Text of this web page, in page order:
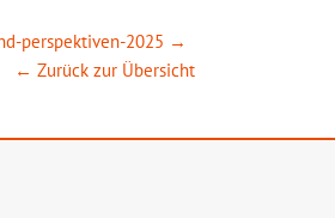
perspektiven-2025 →
← Zurück zur Übersicht